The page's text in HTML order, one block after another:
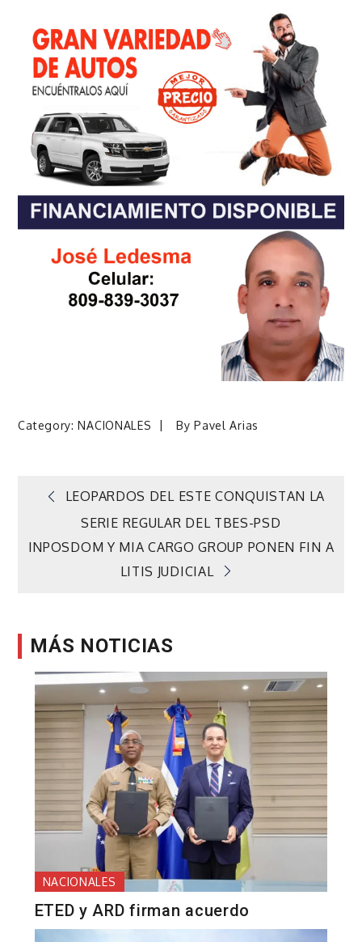
Category:NACIONALES ByPavel Arias
Navegación
de
entradas
LEOPARDOS DEL ESTE CONQUISTAN LA
SERIE REGULAR DEL TBES-PSD
INPOSDOM Y MIA CARGO GROUP PONEN FIN A
LITIS JUDICIAL
MÁS NOTICIAS
NACIONALES
ETED y ARD firman acuerdo